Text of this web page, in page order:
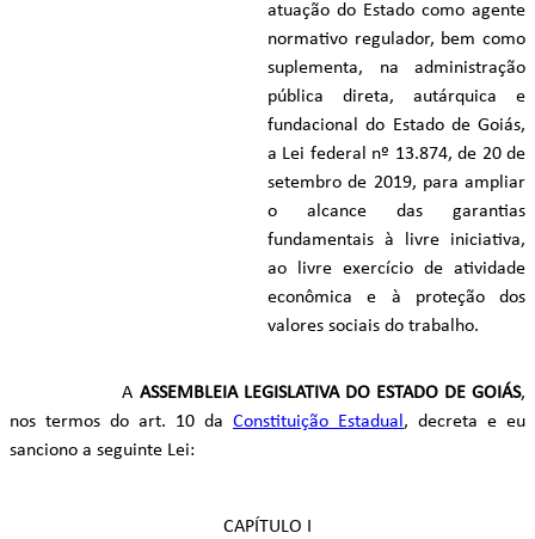
atuação do Estado como agente
normativo regulador, bem como
suplementa, na administração
pública direta, autárquica e
fundacional do Estado de Goiás,
a Lei federal nº 13.874, de 20 de
setembro de 2019, para ampliar
o alcance das garantias
fundamentais à livre iniciativa,
ao livre exercício de atividade
econômica e à proteção dos
valores sociais do trabalho.
A ASSEMBLEIA LEGISLATIVA DO ESTADO DE GOIÁS,
nos termos do art. 10 da Constituição Estadual, decreta e eu
sanciono a seguinte Lei:
CAPÍTULO I